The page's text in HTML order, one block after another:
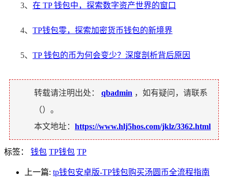
3、 在 TP 钱包中，探索数字资产世界的窗口
4、 TP钱包零，探索加密货币钱包的新境界
5、 TP 钱包的币为何会变少？深度剖析背后原因
转载请注明出处： qbadmin ，如有疑问，请联系
（）。
本文地址： https://www.hlj5hos.com/jklz/3362.html
标签： 钱包 TP钱包 TP
上一篇: tp钱包安卓版-TP钱包购买汤圆币全流程指南